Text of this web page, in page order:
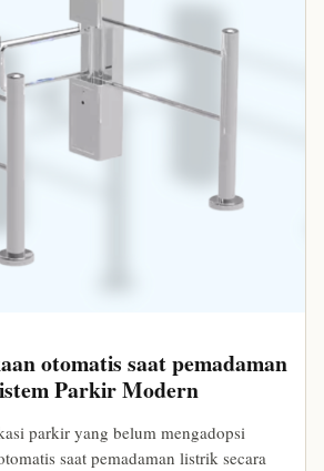
otomatis saat pemadaman
Parkir Modern
parkir yang belum mengadopsi
saat pemadaman listrik secara